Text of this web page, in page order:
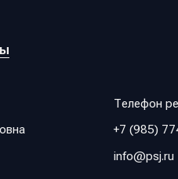
Телефон
+7 (985)
info@psj.ru